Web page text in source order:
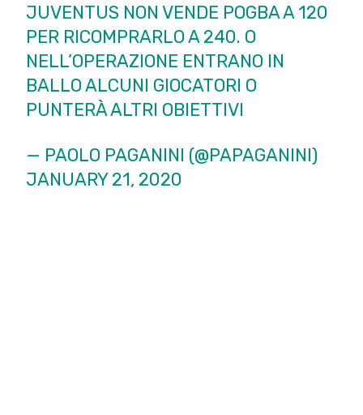
JUVENTUS NON VENDE POGBA A 120
PER RICOMPRARLO A 240. O
NELL’OPERAZIONE ENTRANO IN
BALLO ALCUNI GIOCATORI O
PUNTERÀ ALTRI OBIETTIVI
— PAOLO PAGANINI (@PAPAGANINI)
JANUARY 21, 2020